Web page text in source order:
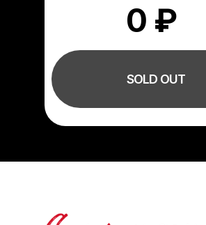
0 ₽
SOLD OUT